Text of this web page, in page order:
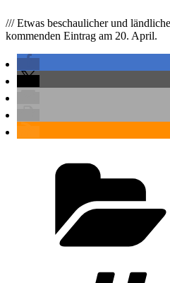
/// Etwas beschaulicher und
kommenden Eintrag am 20. April.